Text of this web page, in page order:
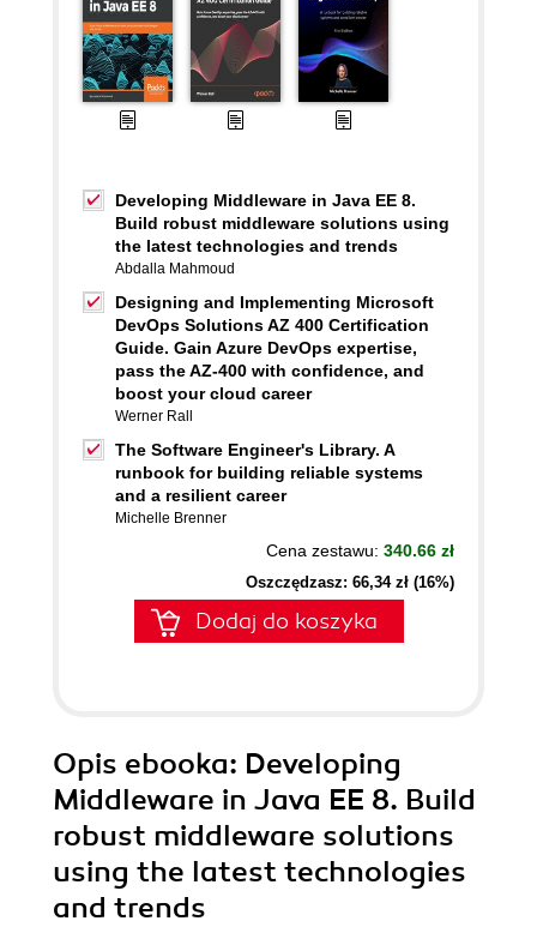
Developing Middleware in Java EE 8.
Build robust middleware solutions using
the latest technologies and trends
Abdalla Mahmoud
Designing and Implementing Microsoft
DevOps Solutions AZ 400 Certification
Guide. Gain Azure DevOps expertise,
pass the AZ-400 with confidence, and
boost your cloud career
Werner Rall
The Software Engineer's Library. A
runbook for building reliable systems
and a resilient career
Michelle Brenner
Cena zestawu: 340.66 zł
Oszczędzasz: 66,34 zł (16%)
Dodaj do koszyka
Opis ebooka: Developing
Middleware in Java EE 8. Build
robust middleware solutions
using the latest technologies
and trends